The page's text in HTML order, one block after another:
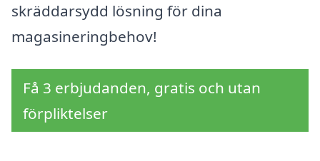
skräddarsydd lösning för dina
magasineringbehov!
Få 3 erbjudanden, gratis och utan
förpliktelser